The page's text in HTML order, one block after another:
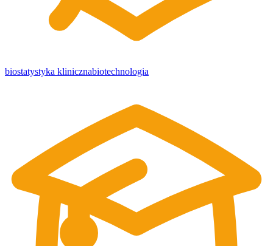
biostatystyka klinicznabiotechnologia